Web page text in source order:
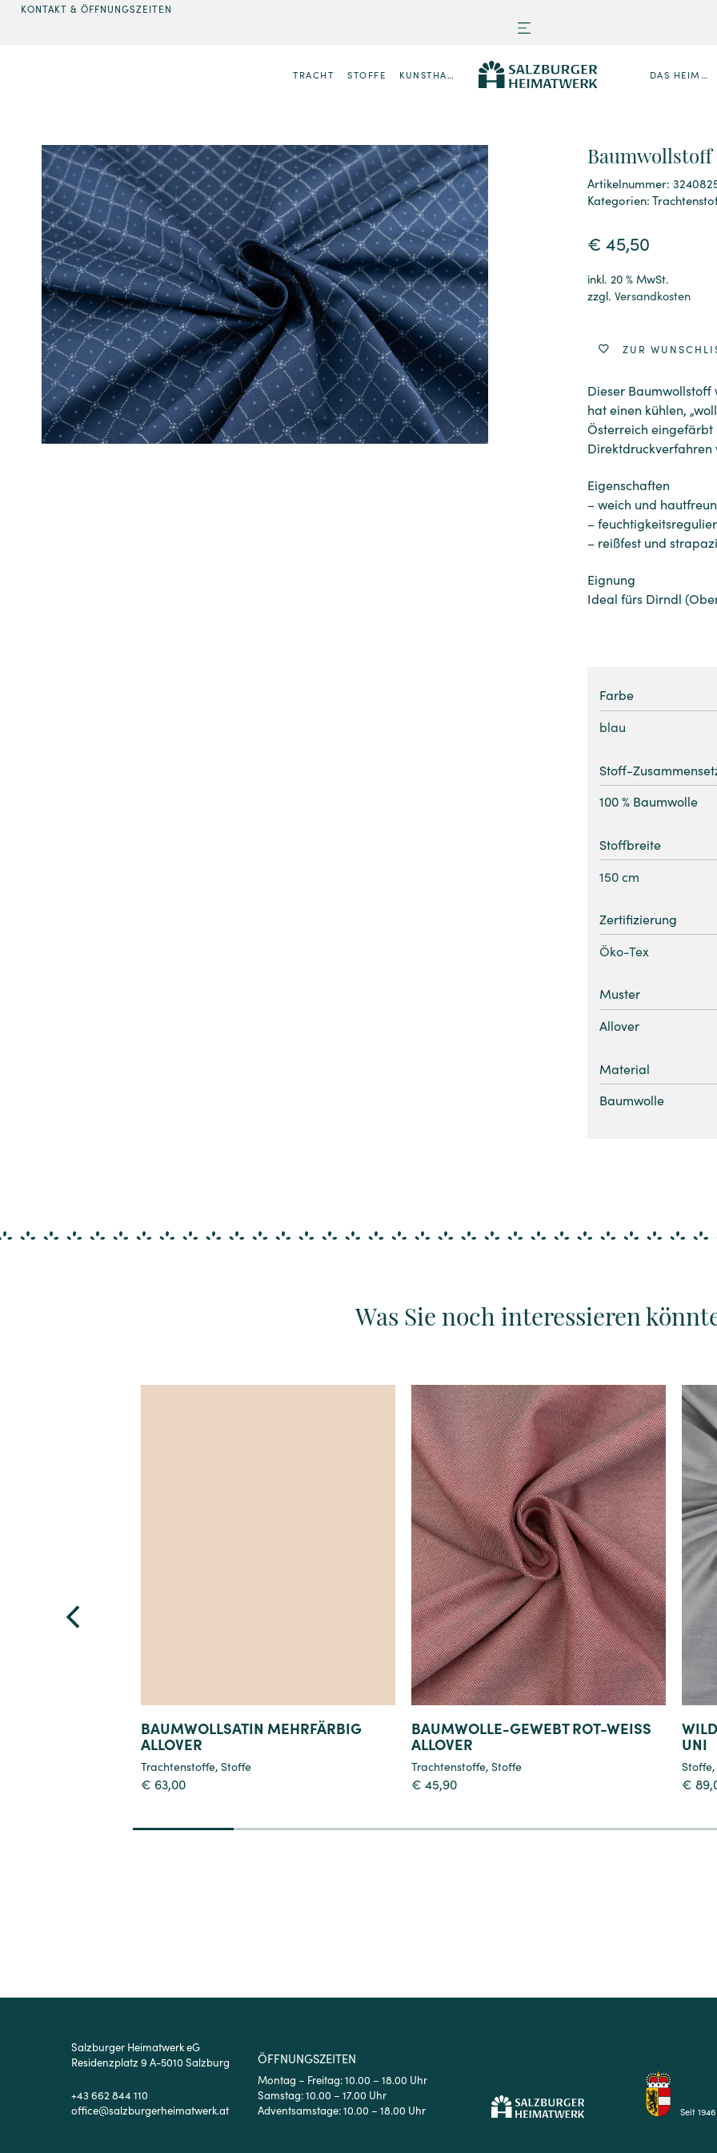
KONTAKT & ÖFFNUNGSZEITEN
TRACHT STOFFE KUNSTHANDWERK DAS HEIMATWERK
Artikelnummer:
Kategorien:
€ 45,50
inkl. 20 % MwSt.
zzgl.Versandkosten
ZUR
Dieser
hat einen kühlen,
Österreich
Direktdruckverfahren
Eigenschaften
– weich und
–
– reißfest und
Eignung
Ideal fürs Dirndl
Farbe
blau
Stoff-
100 % Baumwolle
Stoffbreite
150 cm
Zertifizierung
Öko-Tex
Muster
Allover
Material
Baumwolle
Was Sie noch interessieren
BAUMWOLLSATIN MEHRFÄRBIG
ALLOVER
Trachtenstoffe, Stoffe
€ 63,00
Details
BAUMWOLLE-GEWEBT ROT-WEISS A
LLOVER
Trachtenstoffe, Stoffe
€ 45,90
UNI
Stoffe,
€
Salzburger Heimatwerk eG
Residenzplatz 9 A-5010 Salzburg
+43 662 844 110
office@salzburgerheimatwerk.at
ÖFFNUNGSZEITEN
Montag – Freitag: 10.00 – 18.00 Uhr
Samstag: 10.00 – 17.00 Uhr
Adventsamstage: 10.00 – 18.00 Uhr
Seit